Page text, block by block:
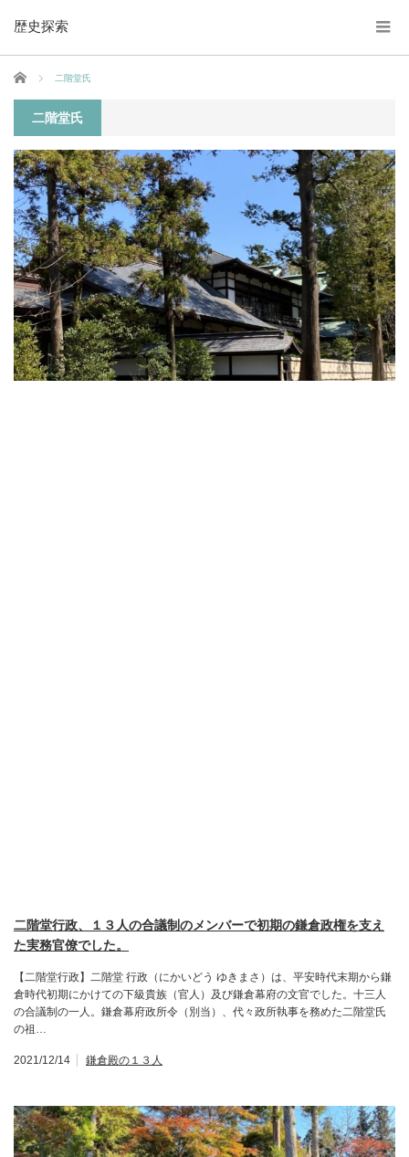
歴史探索
ホーム 二階堂氏
二階堂氏
二階堂行政、１３人の合議制のメンバーで初期の鎌倉政権を支え
た実務官僚でした。
【二階堂行政】二階堂 行政（にかいどう ゆきまさ）は、平安時代末期から鎌
倉時代初期にかけての下級貴族（官人）及び鎌倉幕府の文官でした。十三人
の合議制の一人。鎌倉幕府政所令（別当）、代々政所執事を務めた二階堂氏
の祖…
2021/12/14 鎌倉殿の１３人